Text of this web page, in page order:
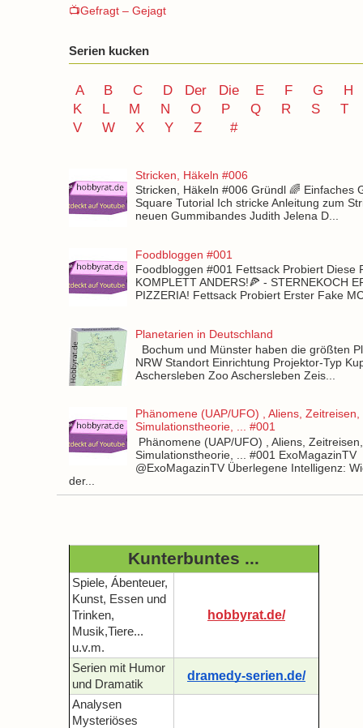
📺Gefragt – Gejagt
Serien kucken
A B C D Der Die E F G
H
K
L M N O P Q R S
T
V
W X Y Z #
Stricken, Häkeln #006
Stricken, Häkeln #006 Gründl 🌈 Einfaches
Square Tutorial Ich stricke Anleitung zum
neuen Gummibandes Judith Jelena D...
Foodbloggen #001
Foodbloggen #001 Fettsack Probiert Diese
KOMPLETT ANDERS!🍕 - STERNEKOCH
PIZZERIA! Fettsack Probiert Erster Fake
Planetarien in Deutschland
Bochum und Münster haben die größten
NRW Standort Einrichtung Projektor-Typ
Aschersleben Zoo Aschersleben Zeis...
Phänomene (UAP/UFO) , Aliens, Zeitreisen,
Simulationstheorie, ... #001
Phänomene (UAP/UFO) , Aliens, Zeitreisen,
Simulationstheorie, ... #001 ExoMagazinTV
@ExoMagazinTV Überlegene Intelligenz:
der...
Kunterbuntes ...
Spiele, Ábenteuer,
Kunst, Essen und
Trinken,
Musik,Tiere...
u.v.m.
hobbyrat.de/
Serien mit Humor
und Dramatik
dramedy-serien.de/
Analysen
Mysteriöses